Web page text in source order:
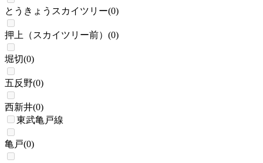
とうきょうスカイツリー(0)
押上（スカイツリー前） (0)
堀切(0)
五反野(0)
西新井(0)
東武亀戸線
亀戸(0)